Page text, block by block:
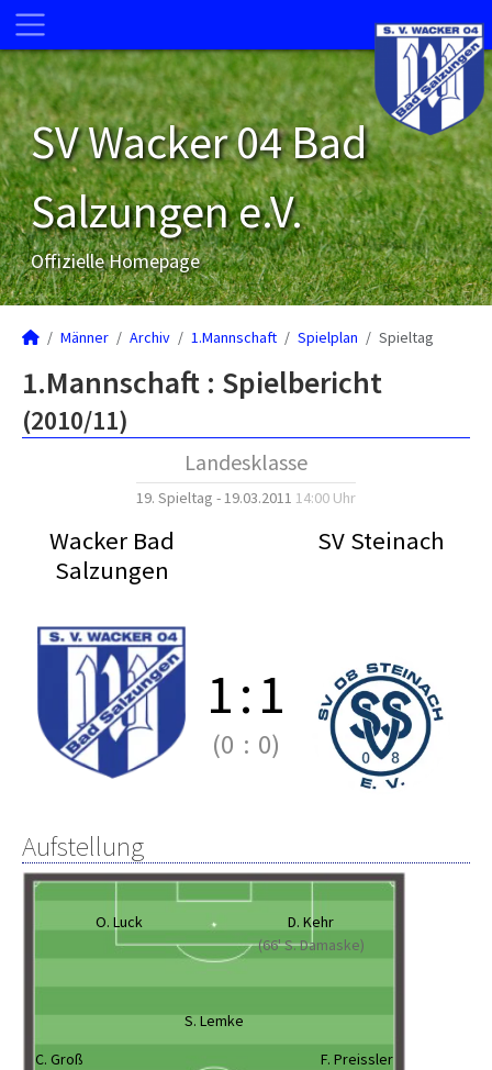
SV Wacker 04 Bad
Salzungen e.V.
Offizielle Homepage
Männer Archiv 1.Mannschaft Spielplan Spieltag
1.Mannschaft : Spielbericht
(2010/11)
Landesklasse
19. Spieltag - 19.03.2011 14:00 Uhr
Wacker Bad
Salzungen
SV Steinach
1:1
(0 : 0)
Aufstellung
O. Luck
D. Kehr
(66' S. Damaske)
S. Lemke
C. Groß
F. Preissler